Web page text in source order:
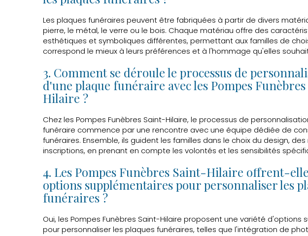
Les plaques funéraires peuvent être fabriquées à partir de divers
pierre, le métal, le verre ou le bois. Chaque matériau offre des
esthétiques et symboliques différentes, permettant aux familles de
correspond le mieux à leurs préférences et à l'hommage qu'elles
3. Comment se déroule le processus de
d'une plaque funéraire avec les Pompes
Hilaire ?
Chez les Pompes Funèbres Saint-Hilaire, le processus de
funéraire commence par une rencontre avec une équipe dédiée de
funéraires. Ensemble, ils guident les familles dans le choix du design,
inscriptions, en prenant en compte les volontés et les sensibilités
4. Les Pompes Funèbres Saint-Hilaire offrent-
options supplémentaires pour personnaliser les
funéraires ?
Oui, les Pompes Funèbres Saint-Hilaire proposent une variété d'options
pour personnaliser les plaques funéraires, telles que l'intégration de